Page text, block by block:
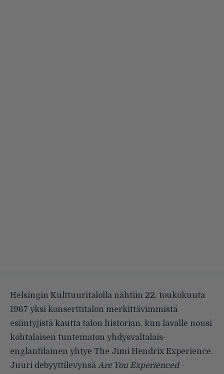
Helsingin Kulttuuritalolla nähtiin 22. toukokuuta
1967 yksi konserttitalon merkittävimmistä
esiintyjistä kautta talon historian, kun lavalle nousi
kohtalaisen tuntematon yhdysvaltalais-
englantilainen yhtye The Jimi Hendrix Experience.
Juuri debyyttilevynsä Are You Experienced-